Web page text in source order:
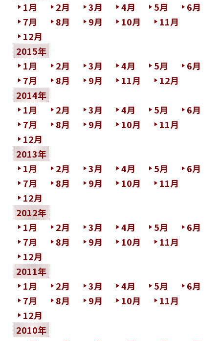
1月
2月 3月 4月 5月
6月
7月
8月 9月 10月
11月
12月
2015年
1月
2月 3月 4月 5月
6月
7月
8月 9月 11月
12月
2014年
1月
2月 3月 4月 5月
6月
7月
8月 9月 10月
11月
12月
2013年
1月
2月 3月 4月 5月
6月
7月
8月 9月 10月
11月
12月
2012年
1月
2月 3月 4月 5月
6月
7月
8月 9月 10月
11月
12月
2011年
1月
2月 3月 4月 5月
6月
7月
8月 9月 10月
11月
12月
2010年